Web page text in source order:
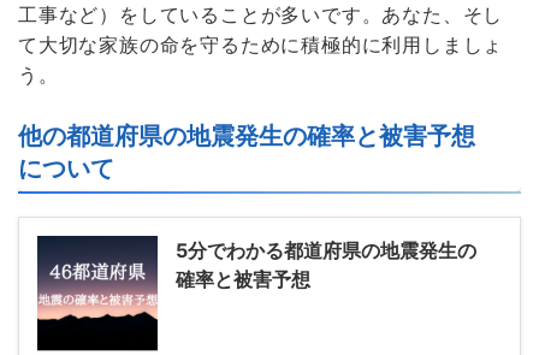
工事など）をしていることが多いです。あなた、そし
て大切な家族の命を守るために積極的に利用しましょ
う。
他の都道府県の地震発生の確率と被害予想
について
5分でわかる都道府県の地震発生の
確率と被害予想